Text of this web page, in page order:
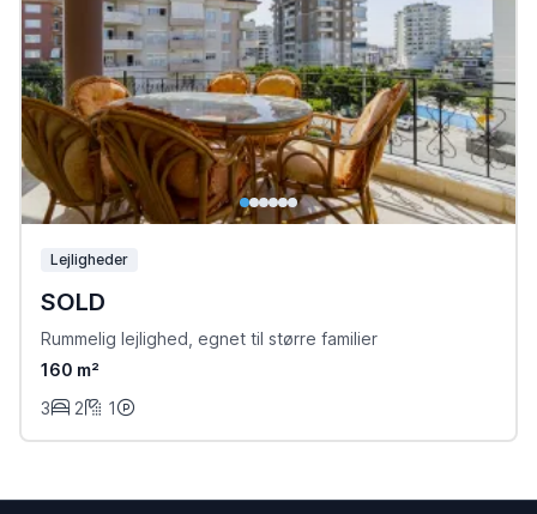
Lejligheder
SOLD
Rummelig lejlighed, egnet til større familier
160 m²
3
2 1